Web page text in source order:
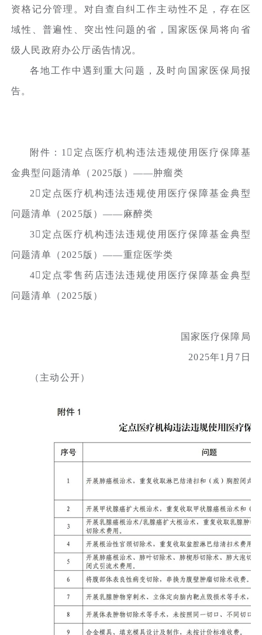
资格记分管理。对自查自纠工作主动性不足，存在区
域性、普遍性、突出性问题的省，国家医保局将向省
级人民政府办公厅函告情况。
各地工作中遇到重大问题，及时向国家医保局报
告。
附件：1定点医疗机构违法违规使用医疗保障基
金典型问题清单（2025版）——肿瘤类
2定点医疗机构违法违规使用医疗保障基金典型
问题清单（2025版）——麻醉类
3定点医疗机构违法违规使用医疗保障基金典型
问题清单（2025版）——重症医学类
4定点零售药店违法违规使用医疗保障基金典型
问题清单（2025版）
国家医疗保障局
2025年1月7日
（主动公开）